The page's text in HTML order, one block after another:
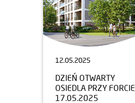
12.05.2025
DZIEŃ OTWARTY
OSIEDLA PRZY FORCIE
17.05.2025